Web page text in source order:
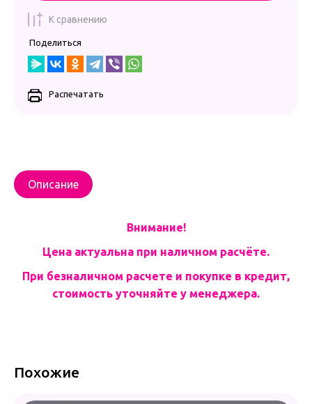
К сравнению
Поделиться
Распечатать
Описание
Внимание!
Цена актуальна при наличном расчёте.
При безналичном расчете и покупке в кредит,
стоимость уточняйте у менеджера.
Похожие